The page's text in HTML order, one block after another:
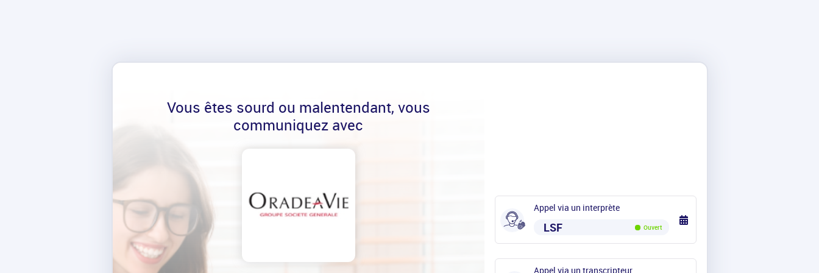
Vous êtes sourd ou malentendant, vous
communiquez avec
Appel via un interprète
LSF Ouvert
Appel via un transcripteur